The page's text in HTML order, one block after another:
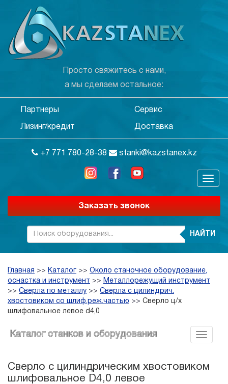
Просто свяжитесь с нами,
а мы сделаем остальное:
Партнеры Сервис
Лизинг/кредит Доставка
+7 771 780-28-38 stanki@kazstanex.kz
Заказать звонок
НАЙТИ
Главная >> Каталог >> Около станочное оборудование,
оснастка и инструмент >> Металлорежущий инструмент
>> Сверла по металлу >> Сверла с цилиндрич.
хвостовиком со шлиф.реж.частью >> Сверло ц/х
шлифовальное левое d4,0
Каталог станков и оборудования
Сверло с цилиндрическим хвостовиком
шлифовальное D4,0 левое